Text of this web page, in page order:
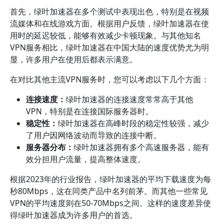
首先，绿叶加速器在多个测试中表现出色，特别是在视频
流媒体和在线游戏方面。根据用户反馈，绿叶加速器在使
用时的延迟较低，能够有效减少卡顿现象。与其他知名
VPN服务相比，绿叶加速器在中国大陆的速度优势尤为明
显，许多用户在使用后都表示满意。
在对比其他主流VPN服务时，您可以考虑以下几个方面：
连接速度： 绿叶加速器的连接速度常常高于其他
VPN，特别是在连接国际服务器时。
稳定性： 绿叶加速器在高峰时段的稳定性较强，减少
了用户因网络波动而导致的连接中断。
服务器分布： 绿叶加速器拥有多个高速服务器，能有
效分担用户流量，提高整体速度。
根据2023年的行业报告，绿叶加速器的平均下载速度为每
秒80Mbps，这在同类产品中名列前茅。而其他一些常见
VPN的平均速度则在50-70Mbps之间。这样的速度差异使
得绿叶加速器成为许多用户的首选。